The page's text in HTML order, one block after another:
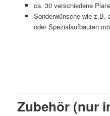
ca. 30 verschiedene
Sonderwünsche wie z.B.
oder Spezialaufbauten
Zubehör (nur